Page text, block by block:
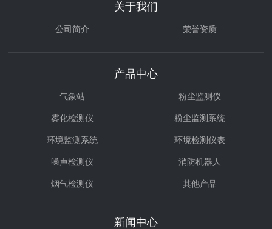
关于我们
公司简介 荣誉资质
产品中心
气象站 粉尘监测仪
雾化检测仪 粉尘监测系统
环境监测系统 环境检测仪表
噪声检测仪 消防机器人
烟气检测仪 其他产品
新闻中心